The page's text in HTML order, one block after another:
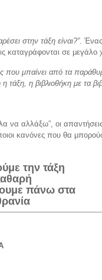
στην τάξη είναι?”.
καταγράφονται σε μεγάλο
που μπαίνει από τα
τάξη, η βιβλιοθήκη με τα
να αλλάξω”, οι
κανόνες που θα
την τάξη
πάνω στα